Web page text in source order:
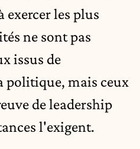
exercer les plus
ne sont pas
issus de
politique, mais ceux
de leadership
l'exigent.